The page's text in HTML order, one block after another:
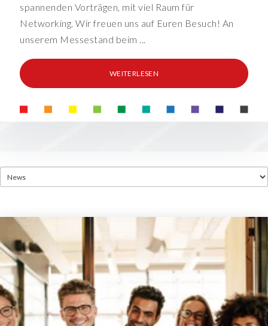
spannenden Vorträgen, mit viel Raum für
Networking. Wir freuen uns auf Euren Besuch! An
unserem Messestand beim ...
WEITERLESEN